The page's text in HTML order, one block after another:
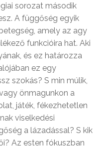
sorozat második
A függőség egyik
amely az agy
funkcióira hat. Aki
és ez határozza
ez egy
szokás? S min múlik,
önmagunkon a
játék, fékezhetetlen
viselkedési
a lázadással? S kik
Az esten fókuszban